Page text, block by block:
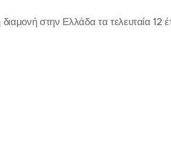
διαμονή στην Ελλάδα τα τελευταία 12